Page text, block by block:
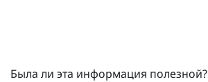
Была ли эта информация полезной?